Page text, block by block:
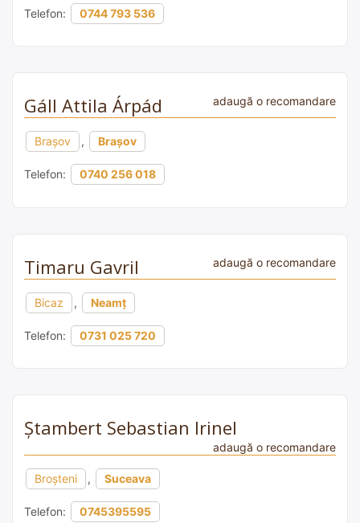
Telefon: 0744 793 536
Gáll Attila Árpád adaugă o recomandare
Brașov , Brașov
Telefon: 0740 256 018
Timaru Gavril adaugă o recomandare
Bicaz , Neamț
Telefon: 0731 025 720
Ştambert Sebastian Irinel
adaugă o recomandare
Broșteni , Suceava
Telefon: 0745395595